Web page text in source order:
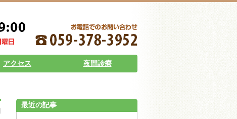
アクセス 夜間診療
最近の記事